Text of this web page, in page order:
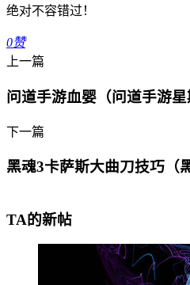
绝对不容错过！
0赞
上一篇
问道手游血婴（问道手游星
下一篇
黑魂3卡萨斯大曲刀技巧（
TA的新帖